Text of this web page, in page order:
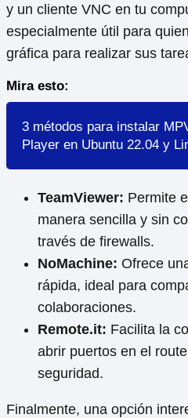
y un cliente VNC en tu
especialmente útil para
gráfica para realizar sus
Mira esto:
3 métodos para instalar
Player en Ubuntu 22.04 y
TeamViewer: Permite
manera sencilla y sin
través de firewalls.
NoMachine: Ofrece
rápida, ideal para
colaboraciones.
Remote.it: Facilita la
abrir puertos en el
seguridad.
Finalmente, una opción